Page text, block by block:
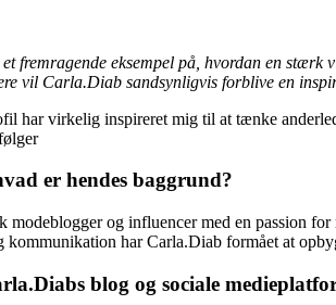
fremragende eksempel på, hvordan en stærk
vil Carla.Diab sandsynligvis forblive en
har virkelig inspireret mig til at tænke
er hendes baggrund?
modeblogger og influencer med en passion
har Carla.Diab formået at
blog og sociale